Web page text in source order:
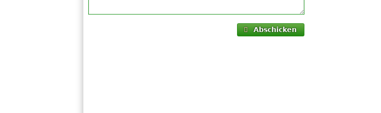
Abschicken